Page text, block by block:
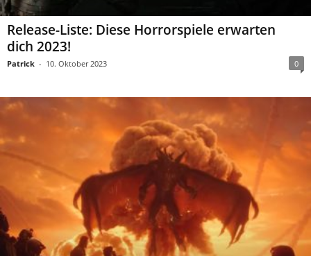
Release-Liste: Diese Horrorspiele erwarten
dich 2023!
Patrick - 10. Oktober 2023 0